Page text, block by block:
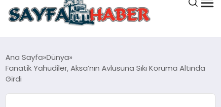
ANA SAYFA
GÜNDEM
Ana Sayfa Dünya
Fanatik Yahudiler, Aksa’nın Avlusuna Sıkı Koruma Altında
Girdi